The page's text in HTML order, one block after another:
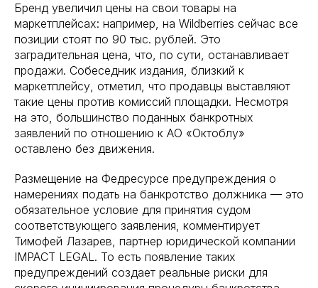
Бренд увеличил цены на свои товары на
маркетплейсах: например, на Wildberries сейчас все
позиции стоят по 90 тыс. рублей. Это
заградительная цена, что, по сути, останавливает
продажи. Собеседник издания, близкий к
маркетплейсу, отметил, что продавцы выставляют
такие цены против комиссий площадки. Несмотря
на это, большинство поданных банкротных
заявлений по отношению к АО «Октоблу»
оставлено без движения.
Размещение на Федресурсе предупреждения о
намерениях подать на банкротство должника — это
обязательное условие для принятия судом
соответствующего заявления, комментирует
Тимофей Лазарев, партнер юридической компании
IMPACT LEGAL. То есть появление таких
предупреждений создает реальные риски для